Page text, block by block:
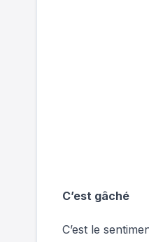
C’est gâché
C’est le